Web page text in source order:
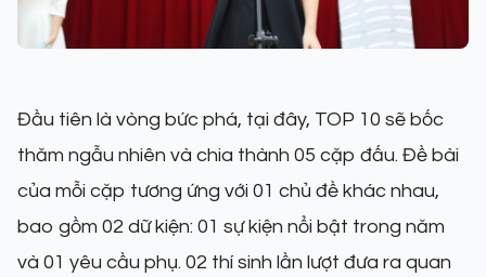
Đầu tiên là vòng bức phá, tại đây, TOP 10 sẽ bốc
thăm ngẫu nhiên và chia thành 05 cặp đấu. Đề bài
của mỗi cặp tương ứng với 01 chủ đề khác nhau,
bao gồm 02 dữ kiện: 01 sự kiện nổi bật trong năm
và 01 yêu cầu phụ. 02 thí sinh lần lượt đưa ra quan